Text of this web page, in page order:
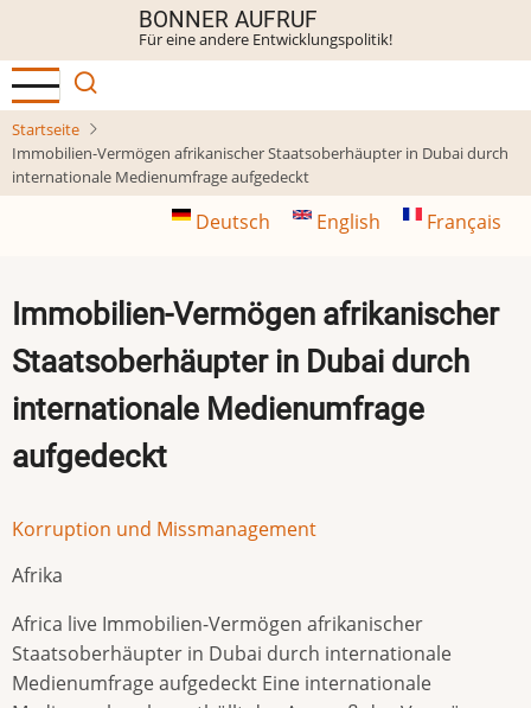
Inhalt
BONNER AUFRUF
Für eine andere Entwicklungspolitik!
Startseite
Immobilien-Vermögen afrikanischer Staatsoberhäupter in Dubai durch
internationale Medienumfrage aufgedeckt
Deutsch English Français
Immobilien-Vermögen afrikanischer
Staatsoberhäupter in Dubai durch
internationale Medienumfrage
aufgedeckt
Korruption und Missmanagement
Afrika
Africa live Immobilien-Vermögen afrikanischer
Staatsoberhäupter in Dubai durch internationale
Medienumfrage aufgedeckt Eine internationale